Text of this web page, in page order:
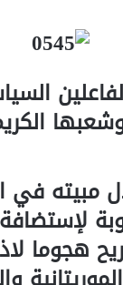
مبيته في
لإستضافة
هجوما